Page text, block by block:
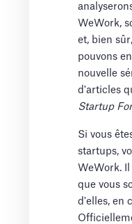
WeWork,
et, bien
pouvons
nouvelle
d'articles
Startup
Si vous
startups,
WeWork.
que vous
d'elles, en